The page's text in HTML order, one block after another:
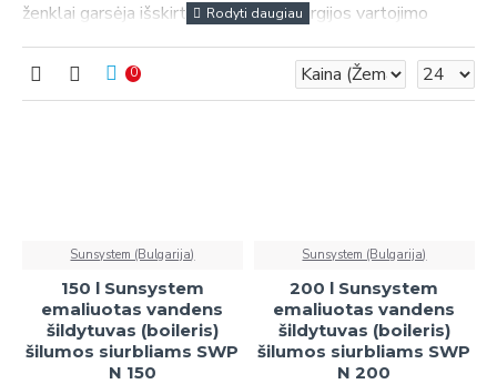
ženklai garsėja išskirtiniu našumu, energijos vartojimo
investicijos bus efektyviausios. Nesvarbu, ar jums reikia
patikimo sprendimo gyvenamajam, ar komerciniam
0
Sunsystem (Bulgarija)
150 l Sunsystem
emaliuotas vandens
šildytuvas (boileris)
šilumos siurbliams SWP
N 150
Sunsystem (Bulgarija)
200 l Sunsystem
emaliuotas vandens
šildytuvas (boileris)
šilumos siurbliams SWP
N 200